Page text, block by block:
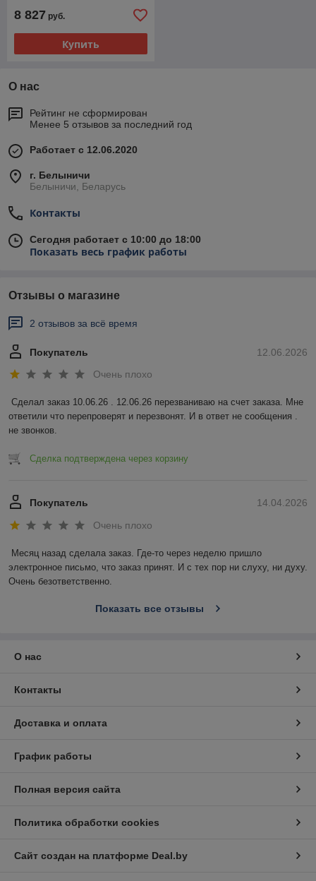
8 827 руб.
Купить
О нас
Рейтинг не сформирован
Менее 5 отзывов за последний год
Работает с 12.06.2020
г. Белыничи
Белыничи, Беларусь
Контакты
Сегодня работает с 10:00 до 18:00
Показать весь график работы
Отзывы о магазине
2 отзывов за всё время
12.06.2026
Покупатель
Очень плохо
Сделал заказ 10.06.26 . 12.06.26 перезваниваю на счет заказа. Мне
ответили что перепроверят и перезвонят. И в ответ не сообщения .
не звонков.
Сделка подтверждена через корзину
14.04.2026
Покупатель
Очень плохо
Месяц назад сделала заказ. Где-то через неделю пришло
электронное письмо, что заказ принят. И с тех пор ни слуху, ни духу.
Очень безответственно.
Показать все отзывы
О нас
Контакты
Доставка и оплата
График работы
Полная версия сайта
Политика обработки cookies
Сайт создан на платформе Deal.by